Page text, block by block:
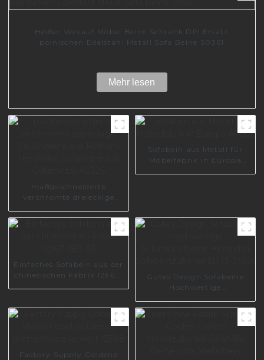
Heißer Verkauf Möbel Beine Schrank DIY Ersatz
polnischen Edelstahl Metall Sofa Beine S0361
Mehr lesen
maßgeschneiderte
verchromte dreieckige
Hersteller, Sofabeine aus
Sofabein aus Metall für
Möbelfabrik in Europa
Einfaches Sofabein aus der
chinesischen Fabrik I2967-
Gutes Design Sofabeine
Hochwertige
Sofabeinzubehör I3173-
Factory Supply Goldene